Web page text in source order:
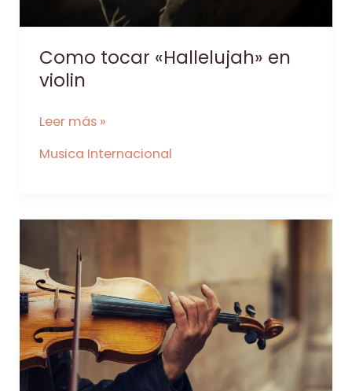
Como tocar «Hallelujah» en
violin
Como
«Hallelujah»
Leer más »
Musica Internacional